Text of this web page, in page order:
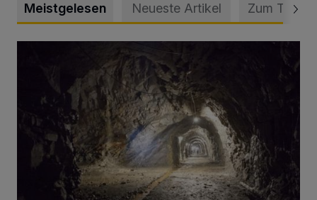
Meistgelesen Neueste Artikel Zum Thema